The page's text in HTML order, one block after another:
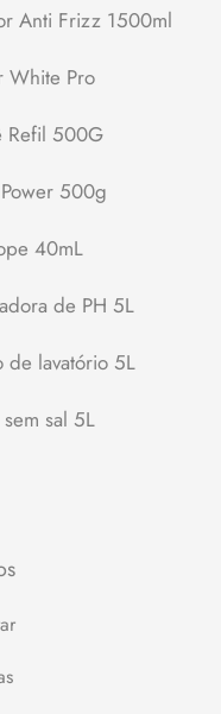
Anti Frizz 1500ml
White Pro
Refil 500G
500g
40mL
de PH 5L
de lavatório 5L
sal 5L